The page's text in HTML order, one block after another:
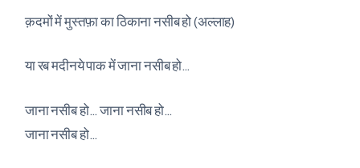
क़दमों में मुस्तफ़ा का ठिकाना नसीब हो (अल्लाह)
या रब मदीनये पाक में जाना नसीब हो…
जाना नसीब हो… जाना नसीब हो…
जाना नसीब हो…